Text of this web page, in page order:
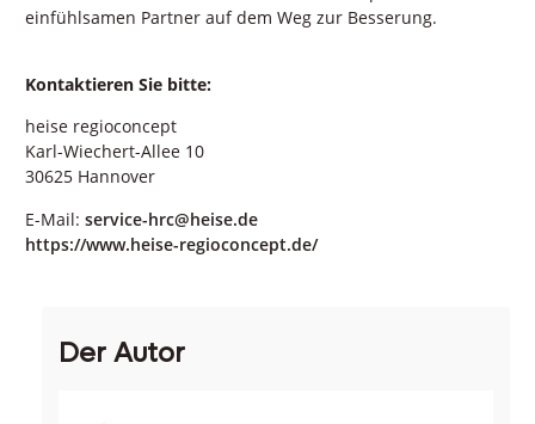
einfühlsamen Partner auf dem Weg zur Besserung.
Kontaktieren Sie bitte:
heise regioconcept
Karl-Wiechert-Allee 10
30625 Hannover
E-Mail: service-hrc@heise.de
https://www.heise-regioconcept.de/
Der Autor